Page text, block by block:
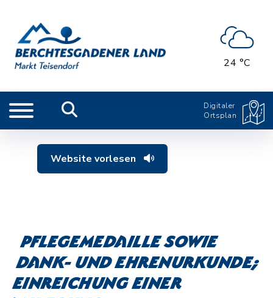
24 °C
Digitaler
Ortsplan
Website vorlesen
Pflegemedaille sowie
Dank- und Ehrenurkunde;
Einreichung einer